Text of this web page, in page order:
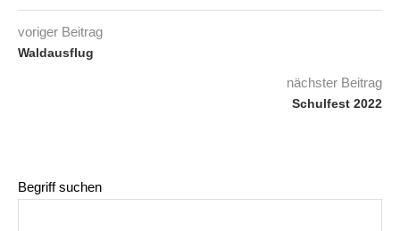
voriger Beitrag
Waldausflug
nächster Beitrag
Schulfest 2022
Begriff suchen